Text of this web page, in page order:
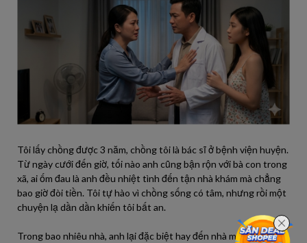
Tôi lấy chồng được 3 năm, chồng tôi là bác sĩ ở bệnh viện huyện.
Từ ngày cưới đến giờ, tối nào anh cũng bận rộn với bà con trong
xã, ai ốm đau là anh đều nhiệt tình đến tận nhà khám mà chẳng
bao giờ đòi tiền. Tôi tự hào vì chồng sống có tâm, nhưng rồi một
chuyện lạ dần dần khiến tôi bất an.
Trong bao nhiêu nhà, anh lại đặc biệt hay đến nhà một cô gái trẻ